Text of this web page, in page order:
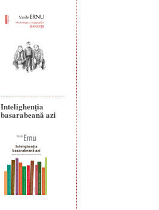
Intelighenția
basarabeană azi